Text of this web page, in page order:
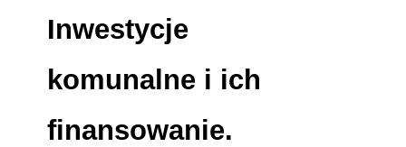
Inwestycje
komunalne i ich
finansowanie.